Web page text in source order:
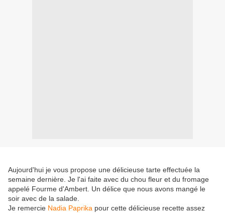
Aujourd'hui je vous propose une délicieuse tarte effectuée la
semaine dernière. Je l'ai faite avec du chou fleur et du fromage
appelé Fourme d'Ambert. Un délice que nous avons mangé le
soir avec de la salade.
Je remercie Nadia Paprika pour cette délicieuse recette assez